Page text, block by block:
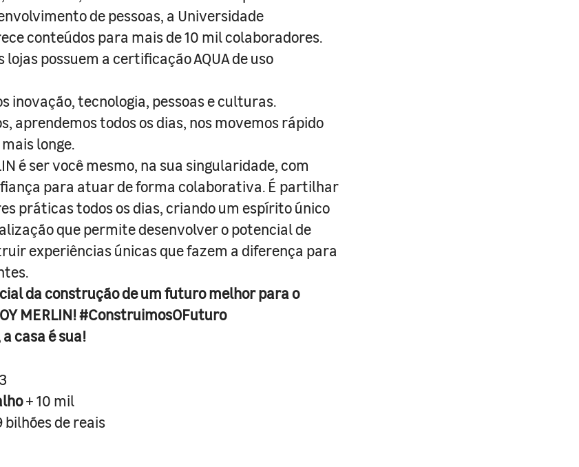
de pessoas, a Universidade
conteúdos para mais de 10 mil colaboradores.
lojas possuem a certificação AQUA de uso
inovação, tecnologia, pessoas e culturas.
aprendemos todos os dias, nos movemos rápido
longe.
é ser você mesmo, na sua singularidade, com
para atuar de forma colaborativa. É partilhar
práticas todos os dias, criando um espírito único
que permite desenvolver o potencial de
experiências únicas que fazem a diferença para
da construção de um futuro melhor para o
MERLIN! #ConstruimosOFuturo
casa é sua!
+ 10 mil
bilhões de reais